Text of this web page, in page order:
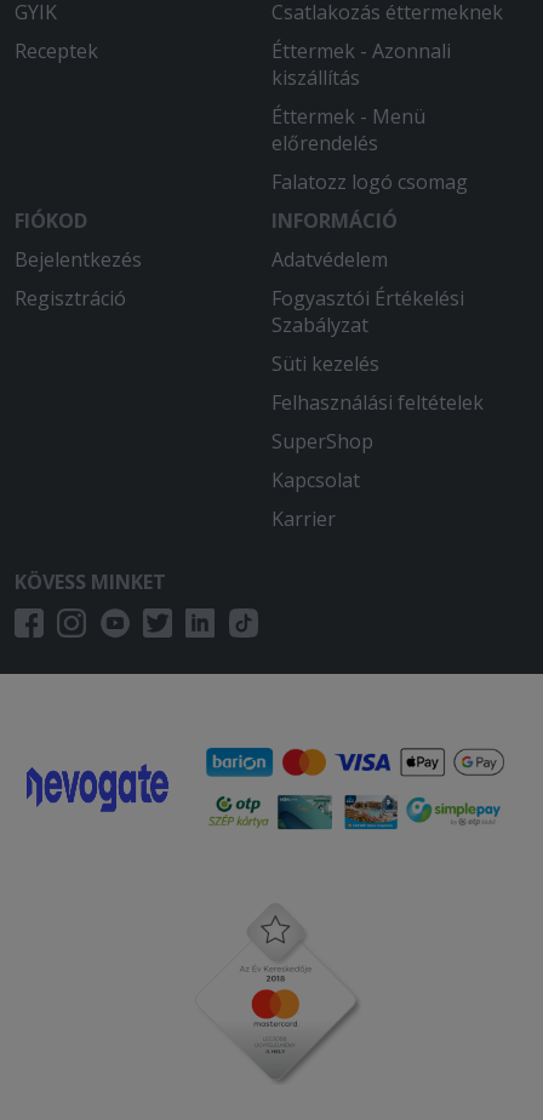
GYIK
Receptek
Csatlakozás éttermeknek
Éttermek - Azonnali
kiszállítás
Éttermek - Menü
előrendelés
Falatozz logó csomag
FIÓKOD
Bejelentkezés
Regisztráció
INFORMÁCIÓ
Adatvédelem
Fogyasztói Értékelési
Szabályzat
Süti kezelés
Felhasználási feltételek
SuperShop
Kapcsolat
Karrier
KÖVESS MINKET